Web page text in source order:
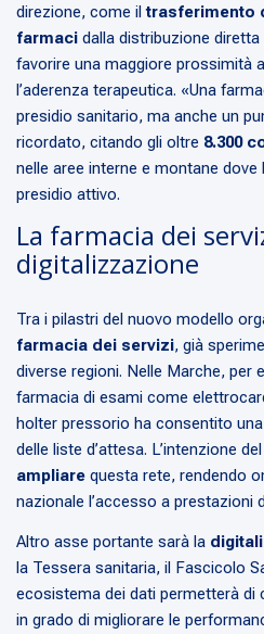
direzione, come iltrasferimento
farmaci dalla distribuzione
favorire una maggiore prossimità
l’aderenza terapeutica. «Una
presidio sanitario, ma anche un
ricordato, citando gli oltre 8.300
nelle aree interne e montane
presidio attivo.
La farmacia dei
digitalizzazione
Tra i pilastri del nuovo modello
farmacia dei servizi, già
diverse regioni. Nelle Marche, per
farmacia di esami come
holter pressorio ha consentito
delle liste d’attesa. L’intenzione
ampliare questa rete, rendendo
nazionale l’accesso a prestazioni
Altro asse portante sarà la
la Tessera sanitaria, il Fascicolo
ecosistema dei dati permetterà di
in grado di migliorare le